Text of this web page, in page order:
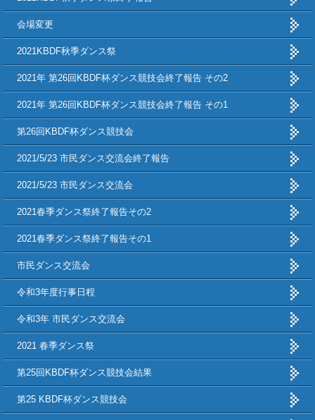
会場変更
2021KBDF秋季ダンス祭
2021年 第26回KBDF杯ダンス競技会終了報告 その2
2021年 第26回KBDF杯ダンス競技会終了報告 その1
第26回KBDF杯ダンス競技会
2021/5/23 市民ダンス交流会終了報告
2021/5/23 市民ダンス交流会
2021春季ダンス祭終了報告その2
2021春季ダンス祭終了報告その1
市民ダンス交流会
令和3年度行事日程
令和3年 市民ダンス交流会
2021 春季ダンス祭
第25回KBDF杯ダンス競技会結果
第25 KBDF杯ダンス競技会